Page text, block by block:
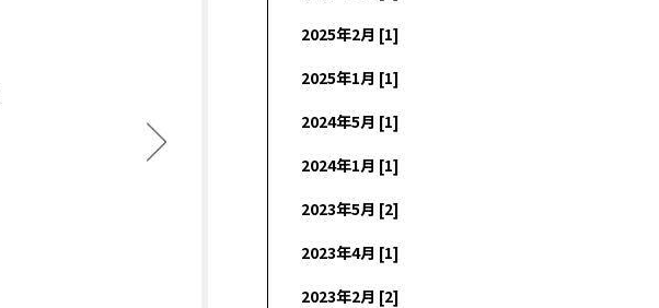
2025年2月 [1]
2025年1月 [1]
2024年5月 [1]
2024年1月 [1]
2023年5月 [2]
2023年4月 [1]
2023年2月 [2]